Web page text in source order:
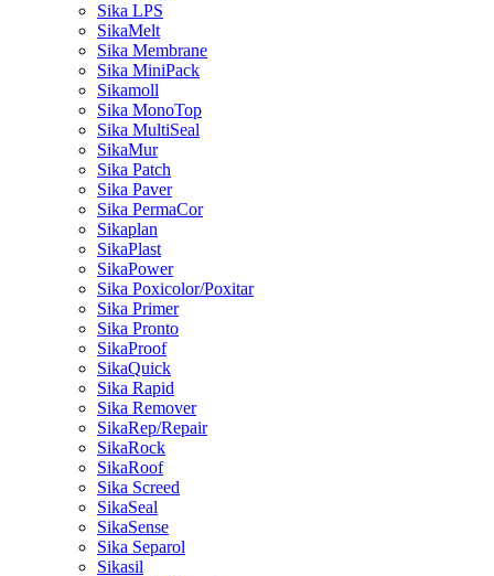
Sika LPS
SikaMelt
Sika Membrane
Sika MiniPack
Sikamoll
Sika MonoTop
Sika MultiSeal
SikaMur
Sika Patch
Sika Paver
Sika PermaCor
Sikaplan
SikaPlast
SikaPower
Sika Poxicolor/Poxitar
Sika Primer
Sika Pronto
SikaProof
SikaQuick
Sika Rapid
Sika Remover
SikaRep/Repair
SikaRock
SikaRoof
Sika Screed
SikaSeal
SikaSense
Sika Separol
Sikasil